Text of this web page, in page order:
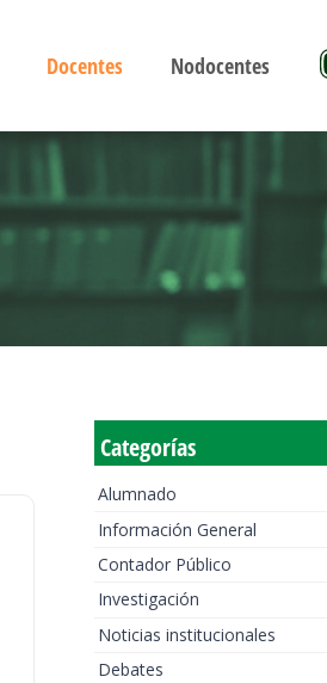
Docentes Nodocentes
Categorías
Alumnado
Información General
Contador Público
Investigación
Noticias institucionales
Debates